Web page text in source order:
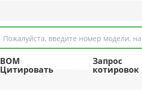
Пожалуйста, введите номер модели,
BOM
Цитировать
Запрос
котировок